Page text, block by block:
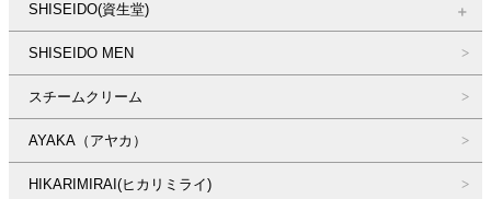
SHISEIDO(資生堂)
SHISEIDO MEN
スチームクリーム
AYAKA（アヤカ）
HIKARIMIRAI(ヒカリミライ)